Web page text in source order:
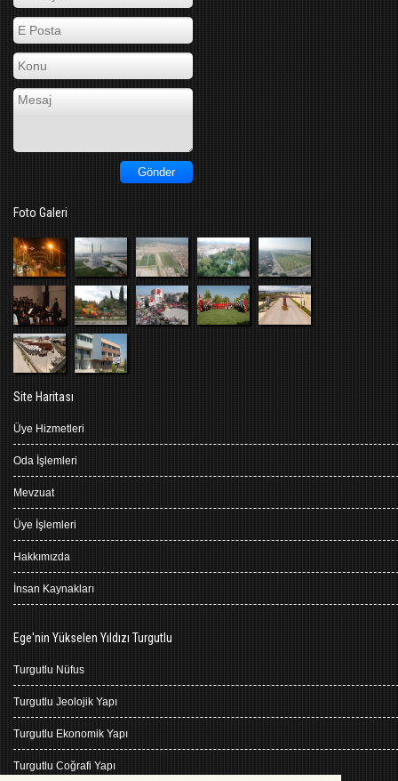
Foto Galeri
Site Haritası
Üye Hizmetleri
Oda İşlemleri
Mevzuat
Üye İşlemleri
Hakkımızda
İnsan Kaynakları
Ege'nin Yükselen Yıldızı Turgutlu
Turgutlu Nüfus
Turgutlu Jeolojik Yapı
Turgutlu Ekonomik Yapı
Turgutlu Coğrafi Yapı